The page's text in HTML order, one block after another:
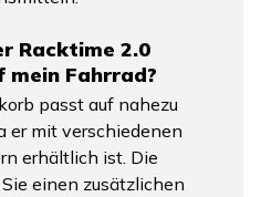
Racktime 2.0
Fahrrad?
passt auf nahezu
er mit verschiedenen
erhältlich ist. Die
einen zusätzlichen